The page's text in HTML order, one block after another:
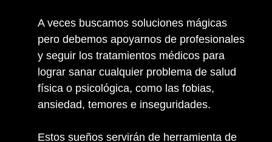
A veces buscamos soluciones mágicas
pero debemos apoyarnos de profesionales
y seguir los tratamientos médicos para
lograr sanar cualquier problema de salud
física o psicológica, como las fobias,
ansiedad, temores e inseguridades.
Estos sueños servirán de herramienta de